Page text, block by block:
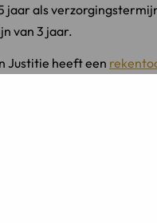
jaar als
van 3 jaar.
Justitie heeft een